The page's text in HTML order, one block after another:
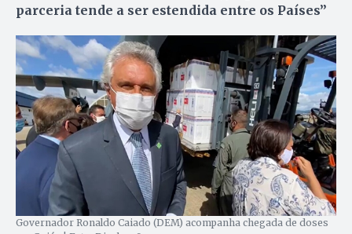
parceria tende a ser estendida entre os Países”
Governador Ronaldo Caiado (DEM) acompanha chegada de doses